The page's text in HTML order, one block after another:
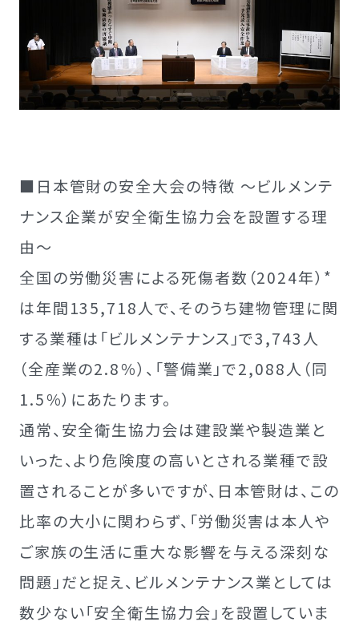
■日本管財の安全大会の特徴 ～ビルメンテ
ナンス企業が安全衛生協力会を設置する理
由～
全国の労働災害による死傷者数（2024年）*
は年間135,718人で、そのうち建物管理に関
する業種は「ビルメンテナンス」で3,743人
（全産業の2.8％）、「警備業」で2,088人（同
1.5％）にあたります。
通常、安全衛生協力会は建設業や製造業と
いった、より危険度の高いとされる業種で設
置されることが多いですが、日本管財は、この
比率の大小に関わらず、「労働災害は本人や
ご家族の生活に重大な影響を与える深刻な
問題」だと捉え、ビルメンテナンス業としては
数少ない「安全衛生協力会」を設置していま